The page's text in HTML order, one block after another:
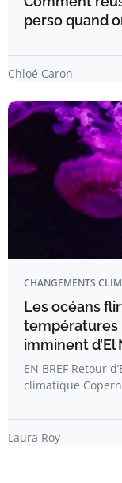
perso quand
Chloé Caron
CHANGEMENTS
Les océans
températures
imminent d’El
EN BREF Retour
climatique
Laura Roy